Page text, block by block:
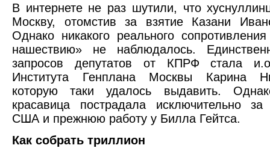
В интернете не раз шутили, что
Москву, отомстив за взятие Казани
Однако никакого реального сопротивления
нашествию» не наблюдалось.
запросов депутатов от КПРФ стала
Института Генплана Москвы Карина
которую таки удалось выдавить.
красавица пострадала исключительно за
США и прежнюю работу у Билла Гейтса.
Как собрать триллион